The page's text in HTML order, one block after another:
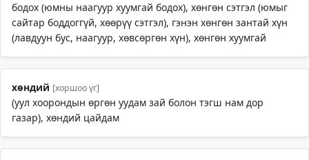
бодох (юмны наагуур хуумгай бодох), хөнгөн сэтгэл (юмыг
сайтар боддоггүй, хөөрүү сэтгэл), гэнэн хөнгөн зантай хүн
(лавдуун бус, наагуур, хөвсөргөн хүн), хөнгөн хуумгай
хөндий [хоршоо үг]
(уул хоорондын өргөн уудам зай болон тэгш нам дор
газар), хөндий цайдам